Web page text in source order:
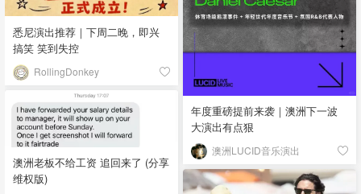
悉尼演出推荐｜下周二晚，即兴
搞笑 笑到失控
RollingDonkey
年度重磅提前来袭｜澳洲下一波
大演出有点狠
澳洲LUCID音乐演出
澳洲老板不给工资 追回来了 (分享
维权版)